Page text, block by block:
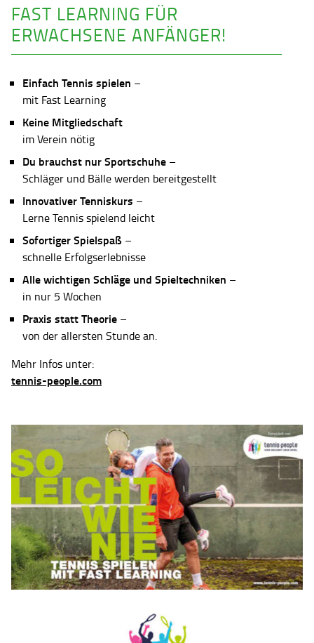
FAST LEARNING FÜR
ERWACHSENE ANFÄNGER!
Einfach Tennis spielen –
mit Fast Learning
Keine Mitgliedschaft
im Verein nötig
Du brauchst nur Sportschuhe –
Schläger und Bälle werden bereitgestellt
Innovativer Tenniskurs –
Lerne Tennis spielend leicht
Sofortiger Spielspaß –
schnelle Erfolgserlebnisse
Alle wichtigen Schläge und Spieltechniken –
in nur 5 Wochen
Praxis statt Theorie –
von der allersten Stunde an.
Mehr Infos unter:
tennis-people.com